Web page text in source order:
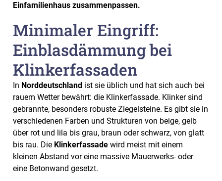
Einfamilienhaus zusammenpassen.
Minimaler Eingriff:
Einblasdämmung bei
Klinkerfassaden
In Norddeutschland ist sie üblich und hat sich auch bei
rauem Wetter bewährt: die Klinkerfassade. Klinker sind
gebrannte, besonders robuste Ziegelsteine. Es gibt sie in
verschiedenen Farben und Strukturen von beige, gelb
über rot und lila bis grau, braun oder schwarz, von glatt
bis rau. Die Klinkerfassade wird meist mit einem
kleinen Abstand vor eine massive Mauerwerks- oder
eine Betonwand gesetzt.